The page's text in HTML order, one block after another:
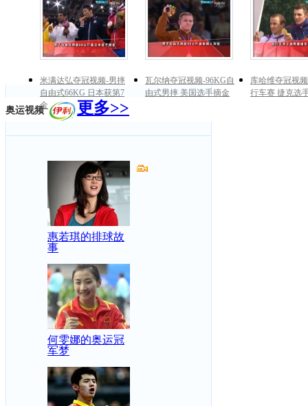
米满达弘夺冠视频-男摔
自由式66KG 日本获第7
金
瓦尔纳夺冠视频-96KG自
由式男摔 美国选手摘金
库哈维夺冠视
行车赛 捷克选
奥运视频 更多>>
惠若琪的排球故
事
何雯娜的奥运冠
军梦